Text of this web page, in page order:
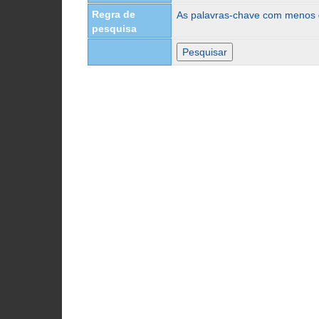
Regra de
pesquisa
As palavras-chave com menos